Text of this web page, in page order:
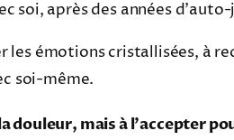
soi, après des années
émotions cristallisées, à
soi-même.
douleur, mais à l’accepter